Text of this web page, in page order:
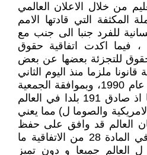
من خلال الاعلان العالمي
المكثفة التي قادتها الامم
للفرد جنبا الى جنب مع
، فيما اكدت اتفاقية حقوق
للتجزئة بعضها عن بعض
ملزما منذ اليوم الثاني
من شهر ايلول ( سبتمبر ) عام 1990، وبموافقة الجمعية
العامة للامم المتحدة عليها اذ صادق 191 بلدا في العالم
الامريكية والصوما ل) مما يعني
العالم قد وافق على حفظ
حقوق الاطفا ل وقد جاء في المادة 28 من الاتفاقية ما
العالم جميعا و دون تميز